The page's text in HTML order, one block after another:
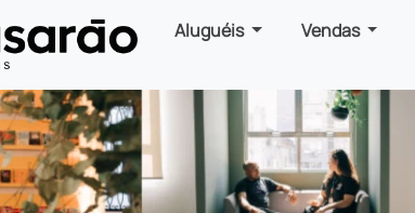
Aluguéis Vendas